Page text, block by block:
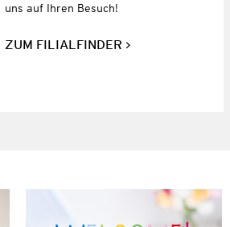
uns auf Ihren Besuch!
ZUM FILIALFINDER